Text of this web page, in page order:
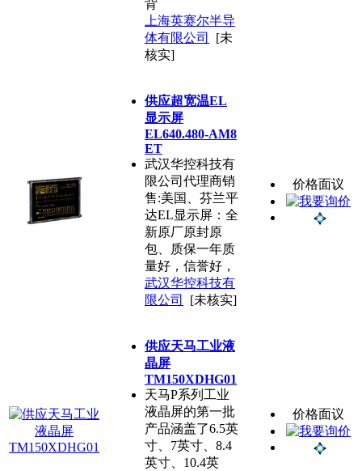
背
上海英赛尔半导
体有限公司
[未
核实]
供应超宽温EL
显示屏
EL640.480-AM8
ET
武汉华控科技有
限公司代理商销
售:美国、芬兰平
达EL显示屏：全
新原厂原封原
包、质保一年质
量好，信誉好，
武汉华控科技有
限公司
[未核实]
价格面议
供应天马工业液
晶屏
TM150XDHG01
天马P系列工业
液晶屏的第一批
产品涵盖了6.5英
寸、7英寸、8.4
英寸、10.4英
价格面议